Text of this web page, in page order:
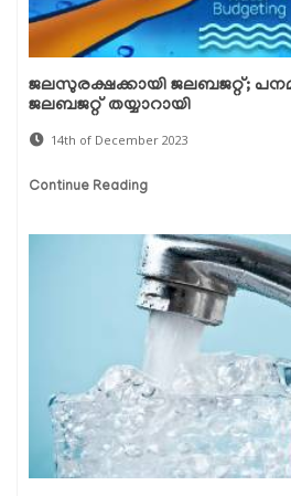
ജലസുരക്ഷക്കായി ജലബജറ്റ്;
ജലബജറ്റ് തയ്യാറായി
14th of December 2023
Continue Reading